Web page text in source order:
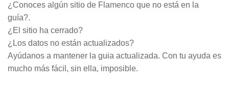
¿Conoces algún sitio de Flamenco que no está en la
guía?.
¿El sitio ha cerrado?
¿Los datos no están actualizados?
Ayúdanos a mantener la guia actualizada. Con tu ayuda es
mucho más fácil, sin ella, imposible.